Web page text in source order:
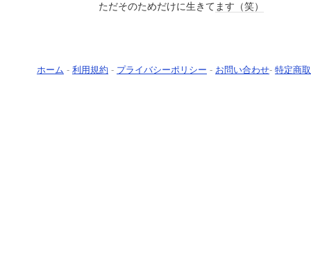
ただそのためだけに生きてます （笑）
ホーム - 利用規約 - プライバシーポリシー - お問い合わせ- 特定商